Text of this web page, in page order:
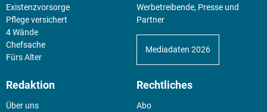
Existenz­vorsorge
Pflege versichert
4 Wände
Chefsache
Fürs Alter
Werbetreibende, Presse und
Partner
Mediadaten 2026
Redaktion
Über uns
Rechtliches
Abo